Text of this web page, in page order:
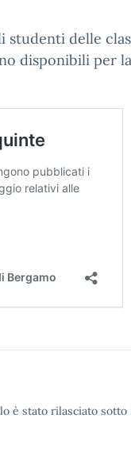
studenti delle
disponibili per la
è stato rilasciato